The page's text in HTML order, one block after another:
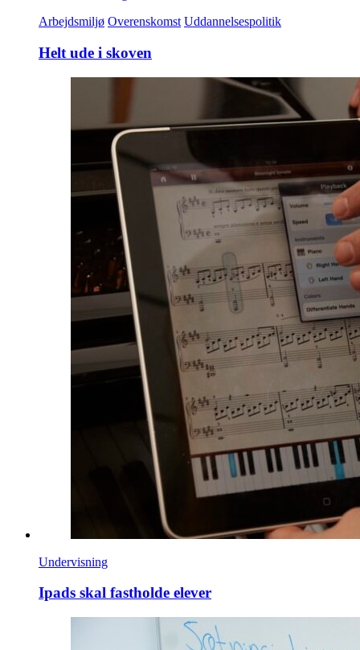
Arbejdsmiljø Overenskomst Uddannelsespolitik
Helt ude i skoven
Undervisning
Ipads skal fastholde elever